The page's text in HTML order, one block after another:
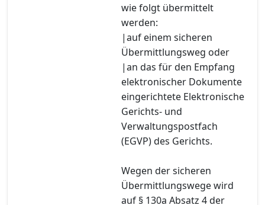
wie folgt übermittelt
werden:
|auf einem sicheren
Übermittlungsweg oder
|an das für den Empfang
elektronischer Dokumente
eingerichtete Elektronische
Gerichts- und
Verwaltungspostfach
(EGVP) des Gerichts.
Wegen der sicheren
Übermittlungswege wird
auf § 130a Absatz 4 der